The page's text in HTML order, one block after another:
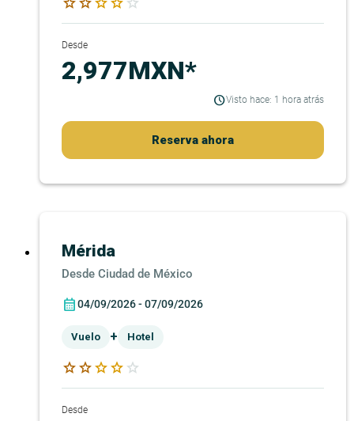
Desde
2,977MXN*
Visto hace: 1 hora atrás
Reserva ahora
Mérida
Ciudad de México
04/09/2026 - 07/09/2026
Vuelo + Hotel
starstarstarstar star
Desde